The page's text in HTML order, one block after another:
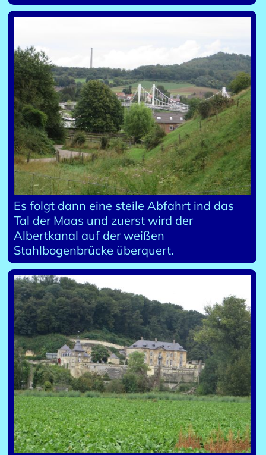
Es folgt dann eine steile Abfahrt ind das
Tal der Maas und zuerst wird der
Albertkanal auf der weißen
Stahlbogenbrücke überquert.